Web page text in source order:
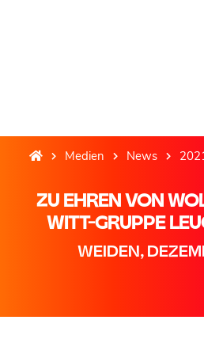
Medien News
ZU EHREN VON
WITT-GRUPPE
WEIDEN,